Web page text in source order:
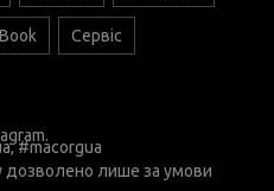
Сервіс
, #macorgua
дозволено лише за умови